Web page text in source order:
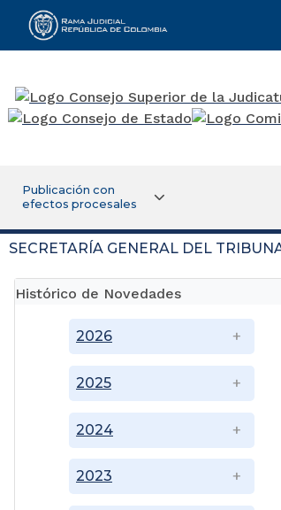
Rama Judicial
Publicación con
efectos procesales
SECRETARÍA GENERAL DEL
Histórico de Novedades
2023
2024
2025
2026